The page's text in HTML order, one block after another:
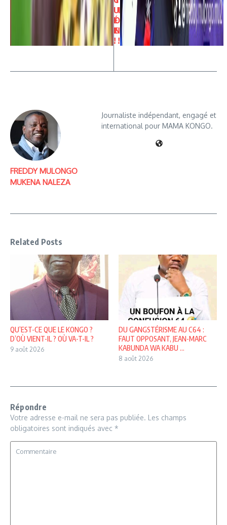
U
É
E
!
I
O
N
!
FREDDY MULONGO
MUKENA NALEZA
Journaliste indépendant, engagé et
international pour MAMA KONGO.
Related Posts
QU’EST-CE QUE LE KONGO ?
D’OÙ VIENT-IL ? OÙ VA-T-IL ?
9 août 2026
DU GANGSTÉRISME AU C64 :
FAUT OPPOSANT, JEAN-MARC
KABUNDA WA KABU ...
8 août 2026
Répondre
Votre adresse e-mail ne sera pas publiée. Les champs
obligatoires sont indiqués avec *